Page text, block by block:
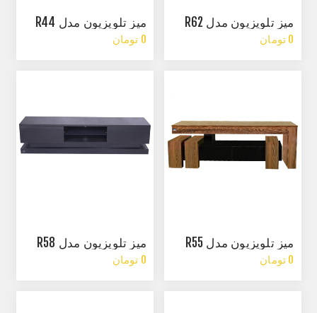
میز تلویزیون مدل R62
0 تومان
میز تلویزیون مدل R44
0 تومان
میز تلویزیون مدل R55
0 تومان
میز تلویزیون مدل R58
0 تومان